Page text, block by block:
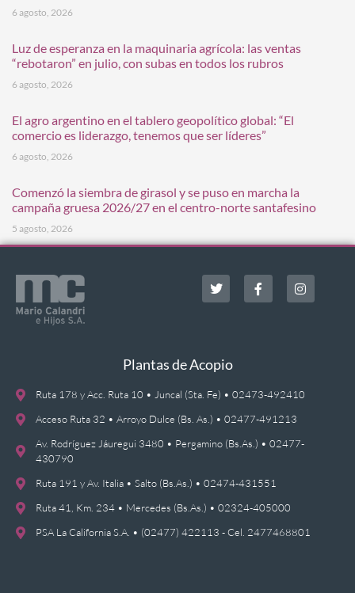
6 agosto, 2026
Luz de esperanza en la maquinaria agrícola: las ventas
“rebotaron” en julio, con subas en todos los rubros
6 agosto, 2026
El agro argentino en el tablero geopolítico global: “El
comercio es liderazgo, tenemos que ser líderes”
6 agosto, 2026
Comenzó la siembra de girasol y se puso en marcha la
campaña gruesa 2026/27 en el centro-norte santafesino
5 agosto, 2026
Plantas de Acopio
Ruta 178 y Acc. Ruta 10 • Juncal (Sta. Fe) • 02473-492410
Acceso Ruta 32 • Arroyo Dulce (Bs. As.) • 02477-491213
Av. Rodríguez Jáuregui 3480 • Pergamino (Bs.As.) • 02477-
430790
Ruta 191 y Av. Italia • Salto (Bs.As.) • 02474-431551
Ruta 41, Km. 234 • Mercedes (Bs.As.) • 02324-405000
PSA La California S.A. • (02477) 422113 - Cel. 2477468801